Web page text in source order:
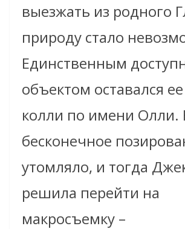
выезжать из родного
природу стало
Единственным
объектом оставался
колли по имени Олли.
бесконечное
утомляло, и тогда
решила перейти на
макросъемку –